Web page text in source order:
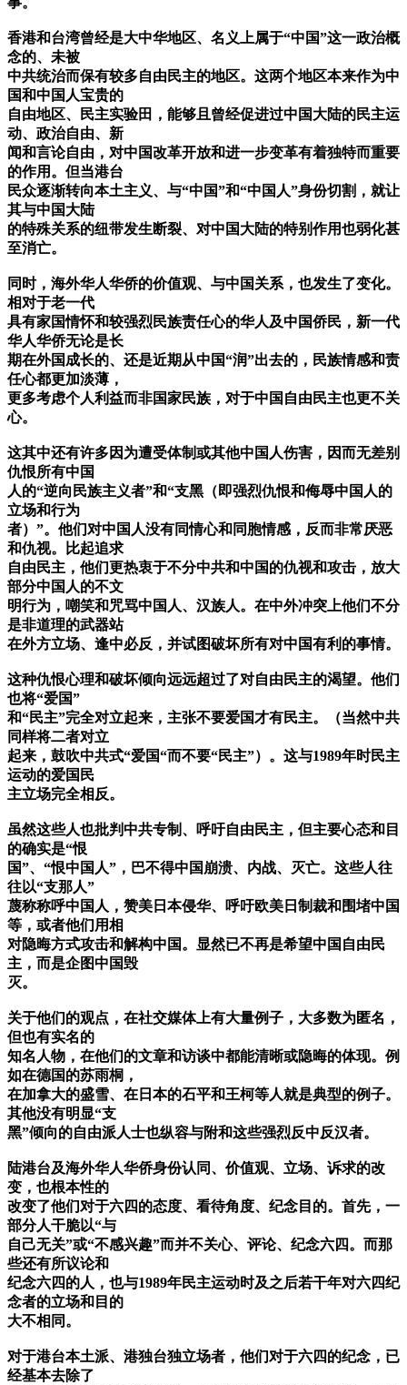
香港和台湾曾经是大中华地区、名义上属于“中国”这一政治概
念的、未被
中共统治而保有较多自由民主的地区。这两个地区本来作为中
国和中国人宝贵的
自由地区、民主实验田，能够且曾经促进过中国大陆的民主运
动、政治自由、新
闻和言论自由，对中国改革开放和进一步变革有着独特而重要
的作用。但当港台
民众逐渐转向本土主义、与“中国”和“中国人”身份切割，就让
其与中国大陆
的特殊关系的纽带发生断裂、对中国大陆的特别作用也弱化甚
至消亡。
同时，海外华人华侨的价值观、与中国关系，也发生了变化。
相对于老一代
具有家国情怀和较强烈民族责任心的华人及中国侨民，新一代
华人华侨无论是长
期在外国成长的、还是近期从中国“润”出去的，民族情感和责
任心都更加淡薄，
更多考虑个人利益而非国家民族，对于中国自由民主也更不关
心。
这其中还有许多因为遭受体制或其他中国人伤害，因而无差别
仇恨所有中国
人的“逆向民族主义者”和“支黑（即强烈仇恨和侮辱中国人的
立场和行为
者）”。他们对中国人没有同情心和同胞情感，反而非常厌恶
和仇视。比起追求
自由民主，他们更热衷于不分中共和中国的仇视和攻击，放大
部分中国人的不文
明行为，嘲笑和咒骂中国人、汉族人。在中外冲突上他们不分
是非道理的武器站
在外方立场、逢中必反，并试图破坏所有对中国有利的事情。
这种仇恨心理和破坏倾向远远超过了对自由民主的渴望。他们
也将“爱国”
和“民主”完全对立起来，主张不要爱国才有民主。（当然中共
同样将二者对立
起来，鼓吹中共式“爱国“而不要“民主”）。这与1989年时民主
运动的爱国民
主立场完全相反。
虽然这些人也批判中共专制、呼吁自由民主，但主要心态和目
的确实是“恨
国”、“恨中国人”，巴不得中国崩溃、内战、灭亡。这些人往
往以“支那人”
蔑称称呼中国人，赞美日本侵华、呼吁欧美日制裁和围堵中国
等，或者他们用相
对隐晦方式攻击和解构中国。显然已不再是希望中国自由民
主，而是企图中国毁
灭。
关于他们的观点，在社交媒体上有大量例子，大多数为匿名，
但也有实名的
知名人物，在他们的文章和访谈中都能清晰或隐晦的体现。例
如在德国的苏雨桐，
在加拿大的盛雪、在日本的石平和王柯等人就是典型的例子。
其他没有明显“支
黑”倾向的自由派人士也纵容与附和这些强烈反中反汉者。
陆港台及海外华人华侨身份认同、价值观、立场、诉求的改
变，也根本性的
改变了他们对于六四的态度、看待角度、纪念目的。首先，一
部分人干脆以“与
自己无关”或“不感兴趣”而并不关心、评论、纪念六四。而那
些还有所议论和
纪念六四的人，也与1989年民主运动时及之后若干年对六四纪
念者的立场和目的
大不相同。
对于港台本土派、港独台独立场者，他们对于六四的纪念，已
经基本去除了